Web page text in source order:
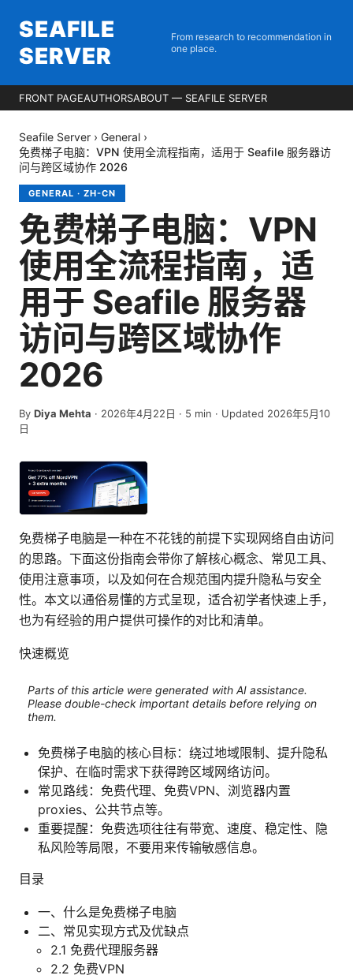
SEAFILE
SERVER
From research to recommendation in
one place.
FRONT PAGEAUTHORSABOUT — SEAFILE SERVER
Seafile Server › General ›
免费梯子电脑：VPN 使用全流程指南，适用于 Seafile 服务器访
问与跨区域协作 2026
GENERAL · ZH-CN
免费梯子电脑：VPN
使用全流程指南，适
用于 Seafile 服务器
访问与跨区域协作
2026
By Diya Mehta · 2026年4月22日 · 5 min · Updated 2026年5月10
日
免费梯子电脑是一种在不花钱的前提下实现网络自由访问
的思路。下面这份指南会带你了解核心概念、常见工具、
使用注意事项，以及如何在合规范围内提升隐私与安全
性。本文以通俗易懂的方式呈现，适合初学者快速上手，
也为有经验的用户提供可操作的对比和清单。
快速概览
Parts of this article were generated with AI assistance.
Please double-check important details before relying on
them.
免费梯子电脑的核心目标：绕过地域限制、提升隐私
保护、在临时需求下获得跨区域网络访问。
常见路线：免费代理、免费VPN、浏览器内置
proxies、公共节点等。
重要提醒：免费选项往往有带宽、速度、稳定性、隐
私风险等局限，不要用来传输敏感信息。
目录
一、什么是免费梯子电脑
二、常见实现方式及优缺点
2.1 免费代理服务器
2.2 免费VPN